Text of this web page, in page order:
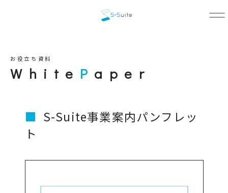
お役立ち資料
White P aper
S-Suite事業案内パンフレッ
ト